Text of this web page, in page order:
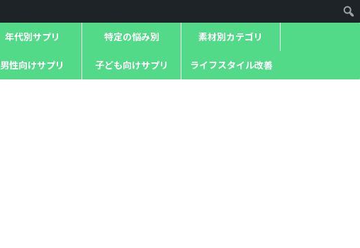
年代別サプリ 特定の悩み別 素材別カテゴリ
男性向けサプリ 子ども向けサプリ ライフスタイル改善